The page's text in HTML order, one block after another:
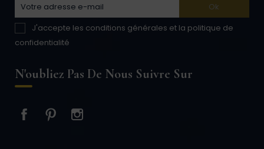
J'accepte les conditions générales et la politique de
confidentialité
N'oubliez Pas De Nous Suivre Sur
FacebookPinterest